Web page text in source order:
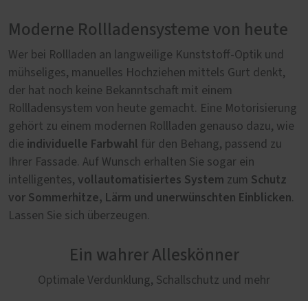
Moderne Rollladensysteme von heute
Wer bei Rollladen an langweilige Kunststoff-Optik und
mühseliges, manuelles Hochziehen mittels Gurt denkt,
der hat noch keine Bekanntschaft mit einem
Rollladensystem von heute gemacht. Eine Motorisierung
gehört zu einem modernen Rollladen genauso dazu, wie
die individuelle Farbwahl für den Behang, passend zu
Ihrer Fassade. Auf Wunsch erhalten Sie sogar ein
intelligentes, vollautomatisiertes System zum Schutz
vor Sommerhitze, Lärm und unerwünschten Einblicken.
Lassen Sie sich überzeugen.
Ein wahrer Alleskönner
Optimale Verdunklung, Schallschutz und mehr